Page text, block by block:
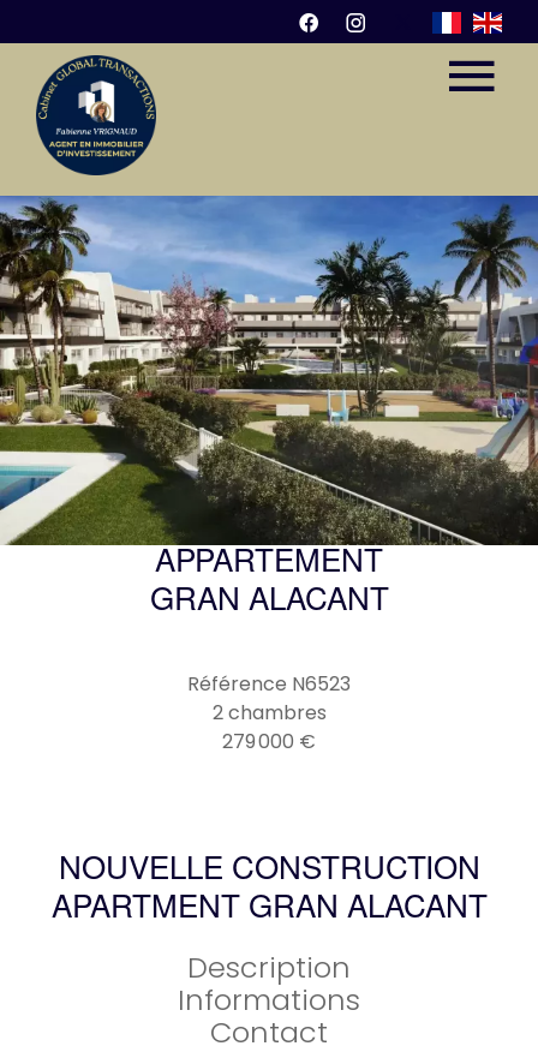
APPARTEMENT
GRAN ALACANT
Référence N6523
2 chambres
279 000 €
NOUVELLE CONSTRUCTION
APARTMENT GRAN ALACANT
Description
Informations
Contact